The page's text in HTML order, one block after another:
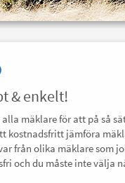
& enkelt!
mäklare för att på så
kostnadsfritt jämföra
från olika mäklare som
och du måste inte välja